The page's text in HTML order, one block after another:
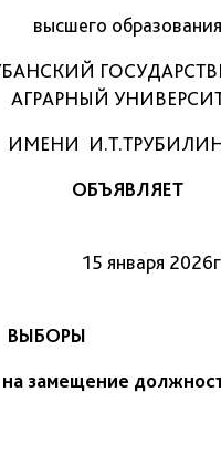
высшего образования
АГРАРНЫЙ
ИМЕНИ
ОБЪЯВЛЯЕТ
15 января
ВЫБОРЫ
на замещение